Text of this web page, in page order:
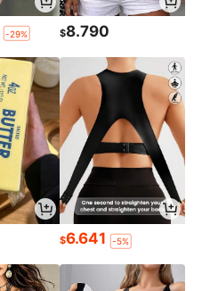
-29% $8.790
$6.641 -5%